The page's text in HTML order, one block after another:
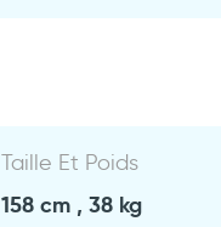
Taille Et Poids
158 cm , 38 kg